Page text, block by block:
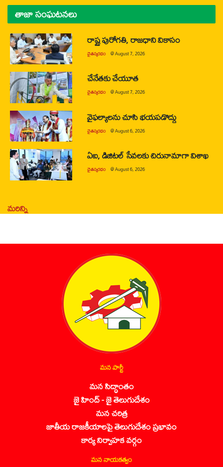
తాజా సంఘటనలు
రాష్ట్ర పురోగతి, రాజధాని వికాసం
చైతన్యరధం @August 7, 2026
చేనేతకు చేయూత
చైతన్యరధం @August 7, 2026
వైఫల్యాలను చూసి భయపడొద్దు
చైతన్యరధం @August 6, 2026
ఏఐ, డిజిటల్ సేవలకు చిరునామాగా విశాఖ
చైతన్యరధం @August 6, 2026
మరిన్ని
మన పార్టీ
మన సిద్ధాంతం
జై హింద్ - జై తెలుగుదేశం
మన చరిత్ర
జాతీయ రాజకీయాలపై తెలుగుదేశం ప్రభావం
కార్య నిర్వాహక వర్గం
మన నాయకత్వం